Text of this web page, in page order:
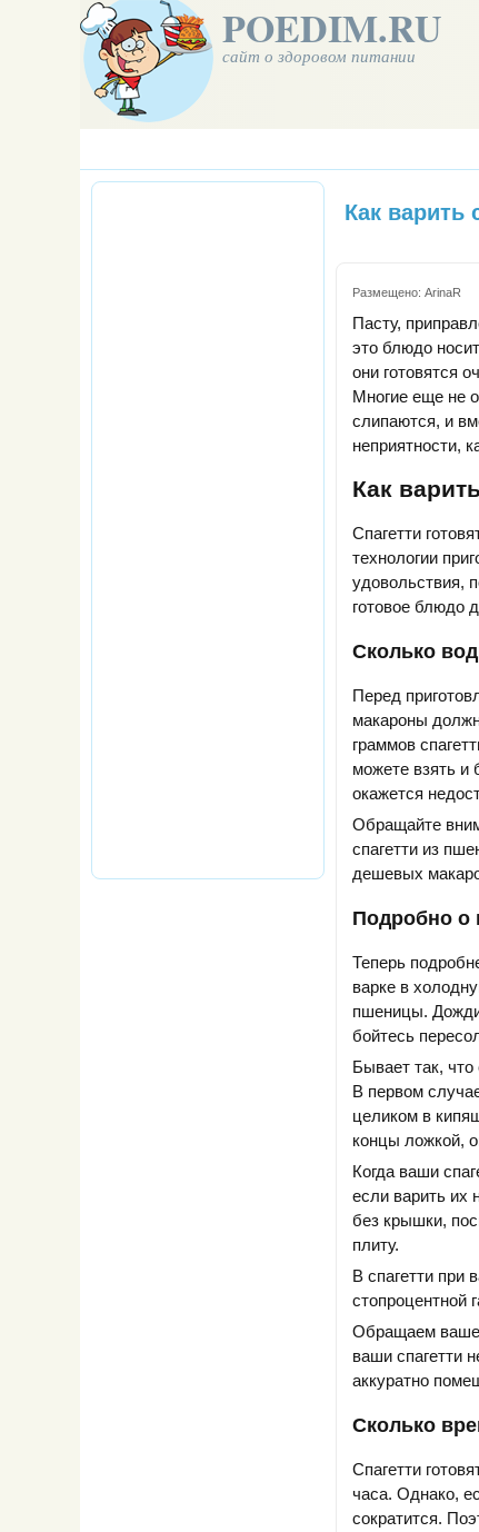
POEDIM.RU
сайт о здоровом питании
Как варить
Размещено: ArinaR
Пасту,
это блюдо
они готовятся
Многие еще не
слипаются, и
неприятности,
Как
Спагетти
технологии
удовольствия,
готовое блюдо
Сколько
Перед
макароны
граммов
можете взять и
окажется
Обращайте
спагетти из
дешевых
Подробно о
Теперь
варке в
пшеницы.
бойтесь
Бывает так,
В первом
целиком в
концы ложкой,
Когда ваши
если варить их
без крышки,
плиту.
В спагетти при
стопроцентной
Обращаем ваше
ваши спагетти
аккуратно
Сколько
Спагетти
часа. Однако,
сократится.